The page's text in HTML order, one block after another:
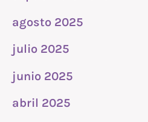
agosto 2025
julio 2025
junio 2025
abril 2025